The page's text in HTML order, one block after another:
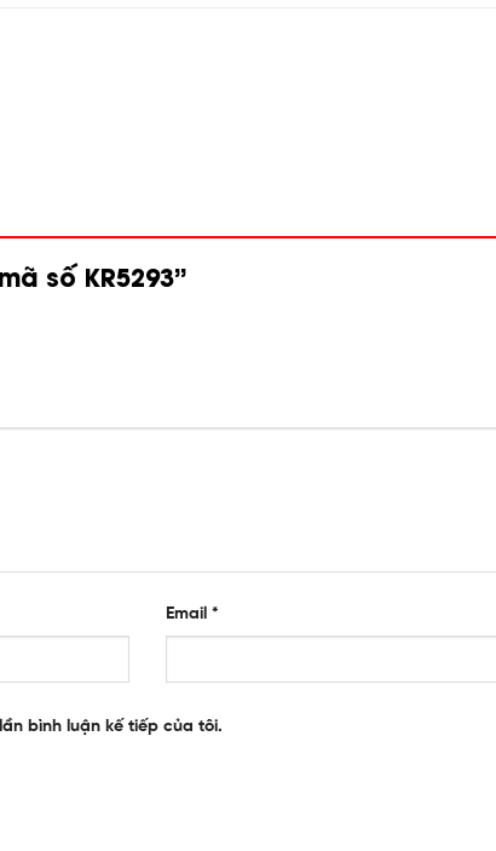
số KR5293”
Email *
bình luận kế tiếp của tôi.